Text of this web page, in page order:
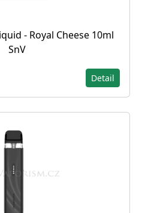
- Royal Cheese 10ml
SnV
Detail